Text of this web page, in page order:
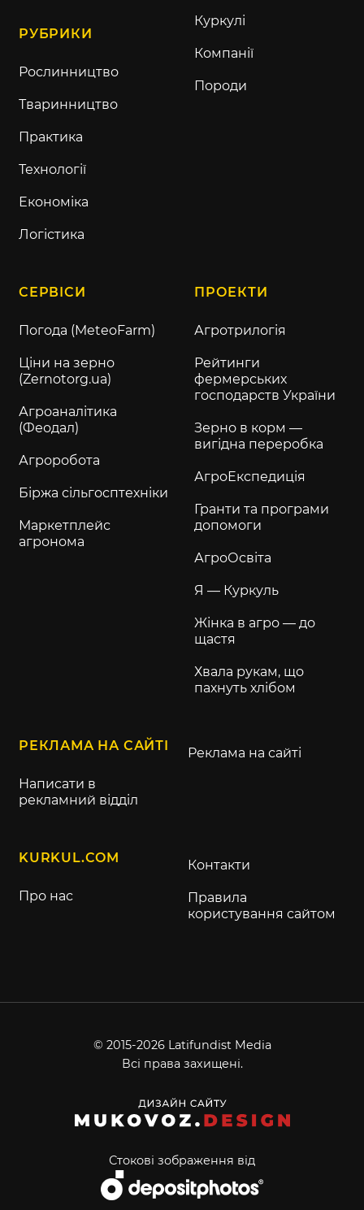
РУБРИКИ
Рослинництво
Тваринництво
Практика
Технології
Економіка
Логістика
Куркулі
Компанії
Породи
СЕРВІСИ
Погода (MeteoFarm)
Ціни на зерно
(Zernotorg.ua)
Агроаналітика
(Феодал)
Агроробота
Біржа сільгосптехніки
Маркетплейс
агронома
ПРОЕКТИ
Агротрилогія
Рейтинги
фермерських
господарств України
Зерно в корм —
вигідна переробка
АгроЕкспедиція
Гранти та програми
допомоги
АгроОсвіта
Я — Куркуль
Жінка в агро — до
щастя
Хвала рукам, що
пахнуть хлібом
РЕКЛАМА НА САЙТІ
Написати в
рекламний відділ
Реклама на сайті
KURKUL.COM
Про нас
Контакти
Правила
користування сайтом
© 2015-2026 Latifundist Media
Всі права захищені.
Стокові зображення від